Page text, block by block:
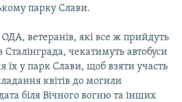
RL
парку Слави.
ветеранів, які все ж прийдуть
Сталінграда, чекатимуть автобуси
їх у парк Слави, щоб взяти участь
квітів до могили
біля Вічного вогню та інших